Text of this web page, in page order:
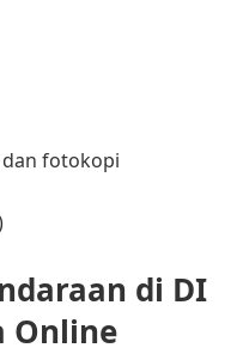
dan fotokopi​
di DI
Online